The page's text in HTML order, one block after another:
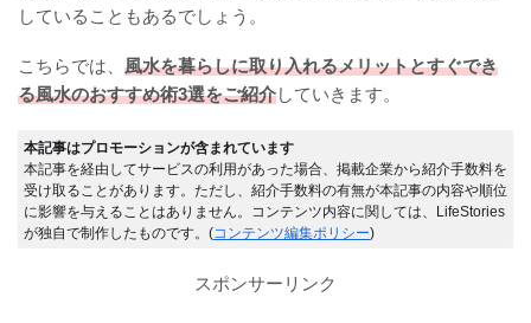
していることもあるでしょう。
こちらでは、 風水を暮らしに取り入れるメリットとすぐでき
る風水のおすすめ術3選をご紹介していきます。
本記事はプロモーションが含まれています
本記事を経由してサービスの利用があった場合、掲載企業から紹介手数料を
受け取ることがあります。ただし、紹介手数料の有無が本記事の内容や順位
に影響を与えることはありません。コンテンツ内容に関しては、LifeStories
が独自で制作したものです。(コンテンツ編集ポリシー)
スポンサーリンク